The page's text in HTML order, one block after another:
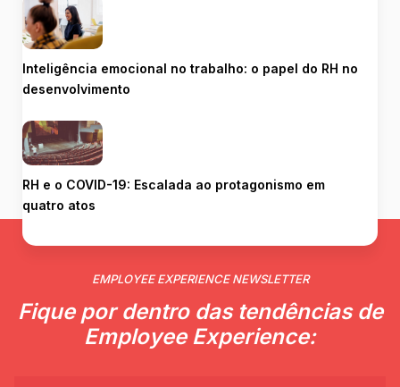
Inteligência emocional no trabalho: o papel do RH no
desenvolvimento
RH e o COVID-19: Escalada ao protagonismo em
quatro atos
EMPLOYEE EXPERIENCE NEWSLETTER
Fique por dentro das tendências de
Employee Experience: